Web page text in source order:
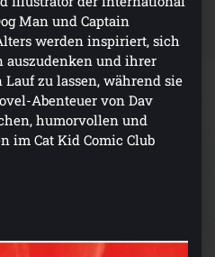
Man und Captain
werden inspiriert, sich
auszudenken und ihrer
zu lassen, während sie
Abenteuer von Dav
humorvollen und
im Cat Kid Comic Club